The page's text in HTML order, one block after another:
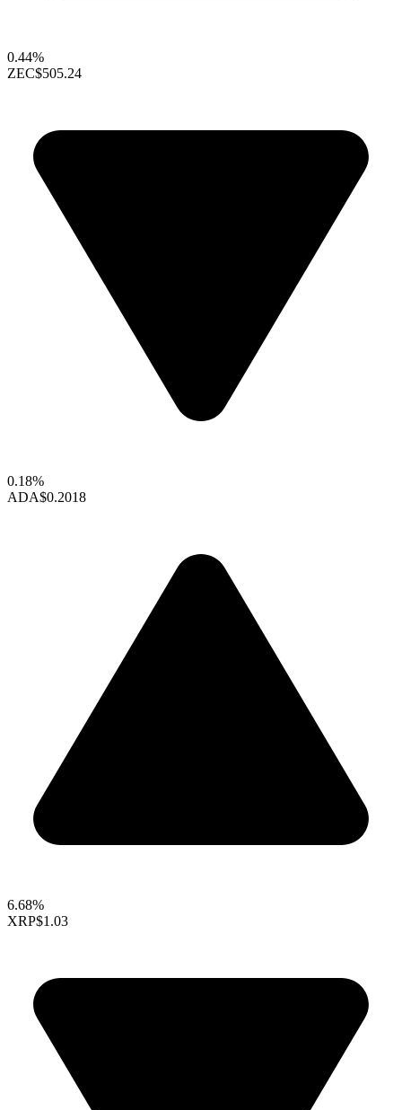
0.44%
ZEC$505.24
0.18%
ADA$0.2018
6.68%
XRP$1.03